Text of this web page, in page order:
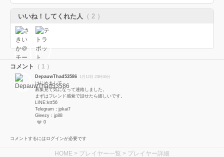
いいね！してくれた人 （ 2 ）
コメント （ 1 ）
DepauwThad53586 1月12日 23時46分
はじめまして。
募集見て気になって連絡しました。
まずはフレンド感覚で話せたら嬉しいです。
LINE:ktt56
Telegram：jpkai7
Gleezy：jp88
0
コメントするにはログインが必要です
HOME > プレイヤー一覧 > プレイヤー詳細